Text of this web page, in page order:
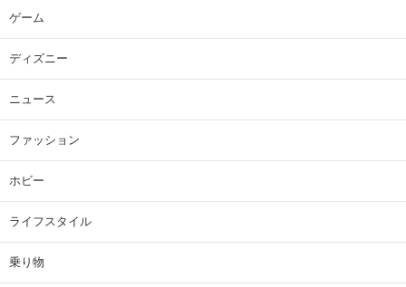
ゲーム
ディズニー
ニュース
ファッション
ホビー
ライフスタイル
乗り物